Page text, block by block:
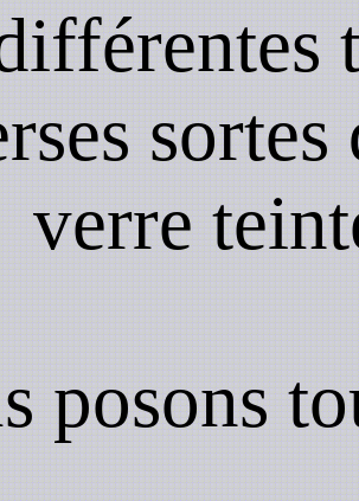
verre
posons